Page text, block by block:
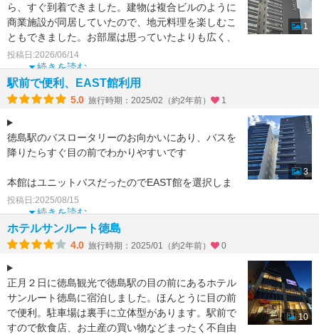
ら、すぐ到着できました。建物は複合ビルのように
商業施設が同居していたので、地元料理を楽しむこ
ともできました。お部屋は思っていたよりも広く、
清潔な感じがしまし
続きを読む
投稿日:2026/06/14
1
駅前で便利、EAST館利用
5.0 旅行時期：2025/02（約2年前） 1
徳島駅のバスロータリーのお向かいにあり、バスを
降りたらすぐ目の前でわかりやすいです
本館はユニットバスだったのでEAST館を選択しま
した
セパレートタイプで広くまだ新しいのか綺麗でした
窓際
続きを読む
投稿日:2025/08/15
3
ホテルサンルート徳島
4.0 旅行時期：2025/01（約2年前） 0
正月２日に徳島観光で徳島駅の目の前にあるホテル
サンルート徳島に宿泊しました。ほんとうに目の前
で便利。駐車場は裏手に立体型があります。駅前で
すので飲食店、お土産の買い物などまったく不自由
10